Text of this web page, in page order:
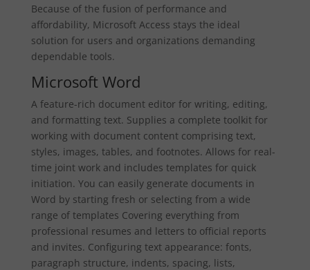
Because of the fusion of performance and
affordability, Microsoft Access stays the ideal
solution for users and organizations demanding
dependable tools.
Microsoft Word
A feature-rich document editor for writing, editing,
and formatting text. Supplies a complete toolkit for
working with document content comprising text,
styles, images, tables, and footnotes. Allows for real-
time joint work and includes templates for quick
initiation. You can easily generate documents in
Word by starting fresh or selecting from a wide
range of templates Covering everything from
professional resumes and letters to official reports
and invites. Configuring text appearance: fonts,
paragraph structure, indents, spacing, lists,